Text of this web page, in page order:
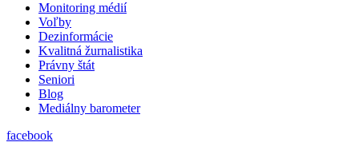
Monitoring médií
Voľby
Dezinformácie
Kvalitná žurnalistika
Právny štát
Seniori
Blog
Mediálny barometer
facebook